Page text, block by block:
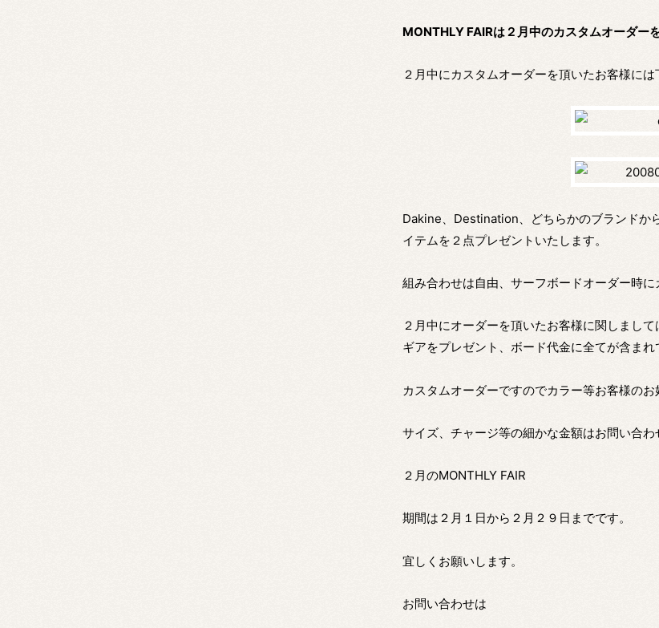
MONTHLY FAIRは２月中のカスタムオーダー
２月中にカスタムオーダーを頂いたお客様には
Dakine、Destination、どちらかのブランドか
イテムを２点プレゼントいたします。
組み合わせは自由、サーフボードオーダー時に
２月中にオーダーを頂いたお客様に関しまし
ギアをプレゼント、ボード代金に全てが含まれ
カスタムオーダーですのでカラー等お客様のお
サイズ、チャージ等の細かな金額はお問い合わ
２月のMONTHLY FAIR
期間は２月１日から２月２９日までです。
宜しくお願いします。
お問い合わせは